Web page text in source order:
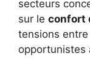
secteurs
sur le confort
tensions
opportunistes